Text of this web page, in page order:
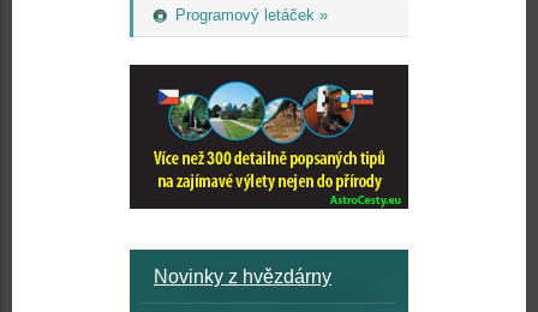
Programový letáček »
Novinky z hvězdárny